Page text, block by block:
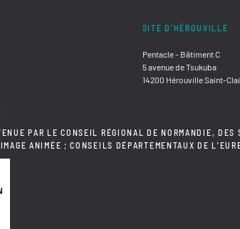
SITE D'HÉROUVILLE
Pentacle - Bâtiment C
5 avenue de Tsukuba
14200 Hérouville Saint-
PAR LE CONSEIL RÉGIONAL DE NORMANDIE,
ANIMÉE ; CONSEILS DÉPARTEMENTAUX DE